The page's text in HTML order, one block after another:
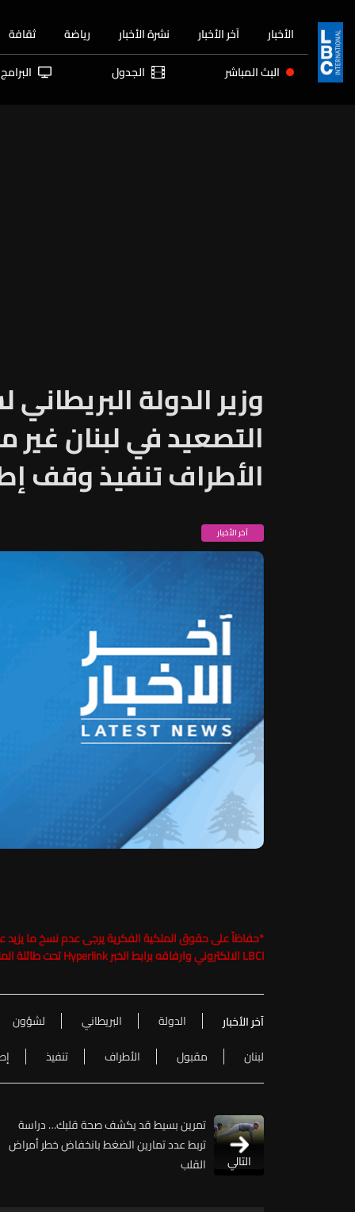
الأخبار آخر الأخبار نشرة الأخبار رياضة ثقافة
البث المباشر الجدول البرامج
وزير الدولة
التصعيد في لبنان
الأطراف تنفيذ وقف
آخر الأخبار
*
LBCI الالكتروني وارفاقه برابط الخبر Hyperlink تحت طائلة الملاحقة القانونية
آخر الأخبار الدولة البريطاني لشؤون
لبنان
مقبول الأطراف تنفيذ
التالي
تمرين بسيط قد يكشف صحة قلبك… دراسة
تربط عدد تمارين الضغط بانخفاض خطر أمراض
القلب